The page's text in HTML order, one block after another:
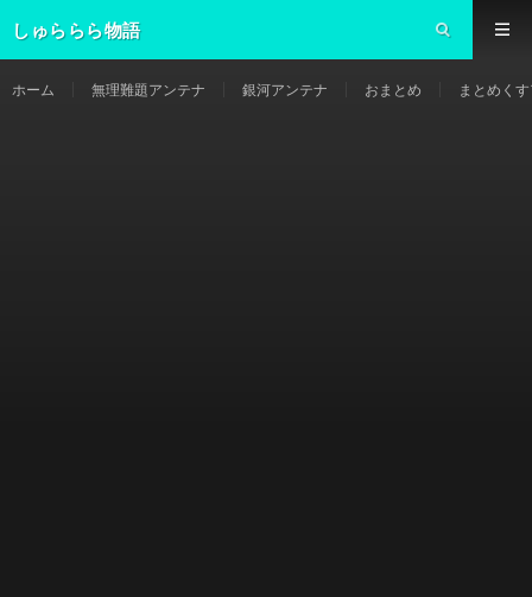
しゅららら物語
ホーム 無理難題アンテナ 銀河アンテナ おまとめ まとめく